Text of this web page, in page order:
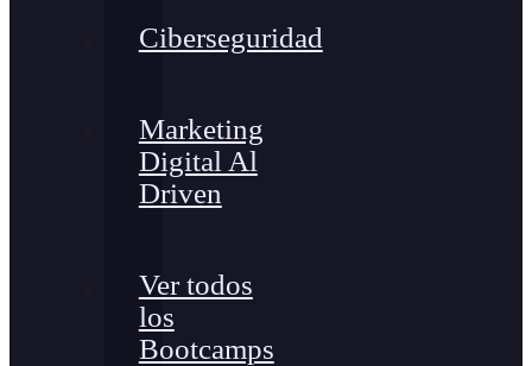
Ciberseguridad
Marketing
Digital Al
Driven
Ver todos
los
Bootcamps